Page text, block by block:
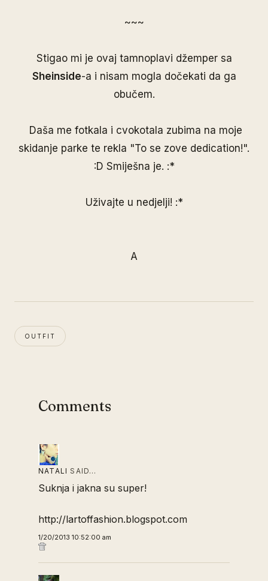
~~~
Stigao mi je ovaj tamnoplavi džemper sa
Sheinside-a i nisam mogla dočekati da ga
obučem.
Daša me fotkala i cvokotala zubima na moje
skidanje parke te rekla "To se zove dedication!".
:D Smiješna je. :*
Uživajte u nedjelji! :*
A
OUTFIT
Comments
NATALI SAID…
Suknja i jakna su super!
http://lartoffashion.blogspot.com
1/20/2013 10:52:00 am